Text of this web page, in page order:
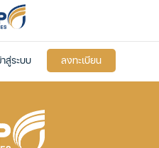
าสู่ระบบ ลงทะเบียน